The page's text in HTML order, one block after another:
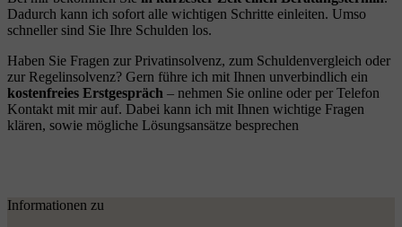
Dadurch kann ich sofort alle wichtigen Schritte einleiten. Umso
schneller sind Sie Ihre Schulden los.
Haben Sie Fragen zur Privatinsolvenz, zum Schuldenvergleich oder
zur Regelinsolvenz? Gern führe ich mit Ihnen unverbindlich ein
kostenfreies Erstgespräch – nehmen Sie online oder per Telefon
Kontakt mit mir auf. Dabei kann ich mit Ihnen wichtige Fragen
klären, sowie mögliche Lösungsansätze besprechen
Informationen zu